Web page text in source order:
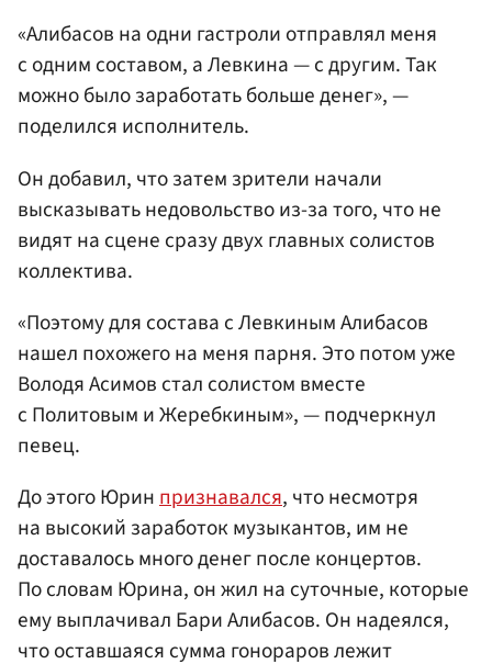
«Алибасов на одни гастроли отправлял меня
с одним составом, а Левкина — с другим. Так
можно было заработать больше денег», —
поделился исполнитель.
Он добавил, что затем зрители начали
высказывать недовольство из-за того, что не
видят на сцене сразу двух главных солистов
коллектива.
«Поэтому для состава с Левкиным Алибасов
нашел похожего на меня парня. Это потом уже
Володя Асимов стал солистом вместе
с Политовым и Жеребкиным», — подчеркнул
певец.
До этого Юринпризнавался, что несмотря
на высокий заработок музыкантов, им не
доставалось много денег после концертов.
По словам Юрина, он жил на суточные, которые
ему выплачивал Бари Алибасов. Он надеялся,
что оставшаяся сумма гонораров лежит